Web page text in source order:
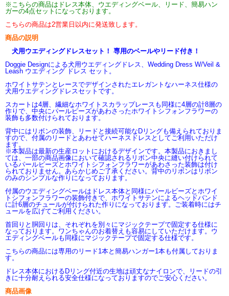
※こちらの商品はドレス本体、ウエディングベール、リード、簡易ハン
ガーの4点セットになっております。
こちらの商品は2営業日以内に発送致します。
商品の説明
犬用ウエディングドレスセット！ 専用のベールやリード付き！
Doggie Designによる犬用ウエディングドレス、Wedding Dress W/Veil &
Leash ウエディング ドレス セット。
ホワイトサテンとレースでデザインされたエレガントなハーネス仕様の
犬用ウエディングドレスセットです。
スカートは4層、繊細なホワイトスカラップレースも同様に4層の計8層の
作りで、中央にパールピーズがあわさったホワイトシフォンフラワーの
装飾も多数付けられております。
背中にはリボンの装飾、リードと接続可能なDリングも備えられておりま
すので、付属のリードとあわせてハーネスドレスとしてご利用いただけ
ます。
※本製品は最新の生産ロットにおけるデザインです。本製品におきまし
ては、一部の商品画像において確認されるリボン中央に縫い付けられて
いるパールビーズとホワイトシフォンフラワーがあわさった装飾は付け
られておりません。あらかじめご了承ください。背中のリボンはリボン
のみのシンプルな作りになっております。
付属のウエディングベールはドレス本体と同様にパールビーズとホワイ
トシフォンフラワーの装飾付きで、ホワイトサテンによるヘッドバンド
に計6層のチュールが付けられた作りになっております。ご装着時にはチ
ュールを広げてご利用ください。
首回りと胴回りは、それぞれを別々にマジックテープで固定する仕様に
なっております。ワンちゃんのお着替えも容易にしていただけます。ウ
エディングベールも同様にマジックテープで固定する仕様です。
こちらの商品には専用のリード1本と簡易ハンガー1本も付属しておりま
す。
ドレス本体におけるDリング付近の生地は頑丈なナイロンで、リードの引
きに十分耐えられる安全仕様になっておりますのでご安心ください。
商品画像